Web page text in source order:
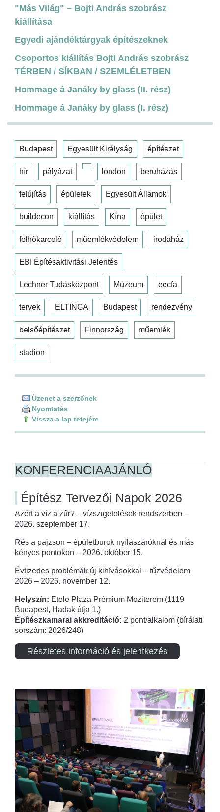
"Más Világ" – Bojti András szobrász
kiállítása
Egyedi ajándéktárgyak építészeknek
Csoportos kiállítás Bojti András szobrász
TÉRBEN / SÍKBAN / SZEMLÉLETBEN
Hommage á Janáky by glass (II. rész)
Hommage á Janáky by glass (I. rész)
Budapest Egyesült Királyság építészet
hír pályázat london beruházás
felújítás épületek Egyesült Államok
buildecon kiállítás Kína épület
felhőkarcoló műemlékvédelem irodaház
EBI Építésaktivitási Jelentés
Lechner Tudásközpont Múzeum eecfa
tervek ELTINGA Budapest rendezvény
belsőépítészet Finnország műemlék
stadion
Üzenet a szerzőnek
Nyomtatás
Vissza a lap tetejére
KONFERENCIAAJÁNLÓ
Építész Tervezői Napok 2026
Azért a víz a zűr? – vízszigetelések rendszerben –
2026. szeptember 17.
Rés a pajzson – épületburok nyílászáróknál és más
kényes pontokon – 2026. október 15.
Évtizedes problémák új kihívásokkal – tűzvédelem
2026 – 2026. november 12.
Helyszín: Etele Plaza Prémium Moziterem (1119
Budapest, Hadak útja 1.)
Építészkamarai akkreditáció: 2 pont/alkalom (bírálati
sorszám: 2026/248)
Részletes információ és jelentkezés